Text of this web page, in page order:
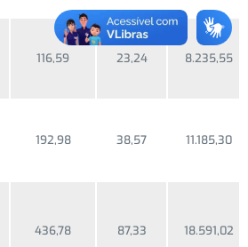
116,59 23,24 8.235,55
192,98 38,57 11.185,30
436,78 87,33 18.591,02